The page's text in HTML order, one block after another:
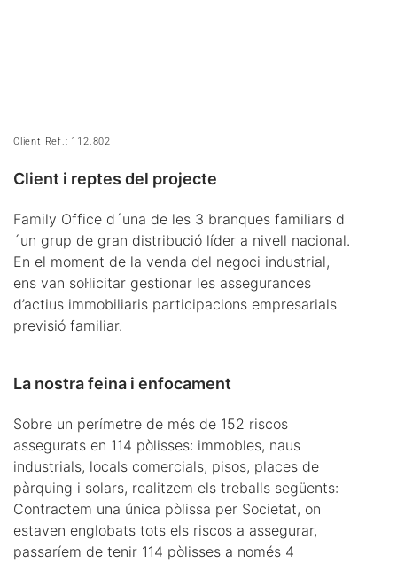
Client Ref.: 112.802
Client i reptes del projecte
Family Office d´una de les 3 branques familiars d
´un grup de gran distribució líder a nivell nacional.
En el moment de la venda del negoci industrial,
ens van sol·licitar gestionar les assegurances
d’actius immobiliaris participacions empresarials
previsió familiar.
La nostra feina i enfocament
Sobre un perímetre de més de 152 riscos
assegurats en 114 pòlisses: immobles, naus
industrials, locals comercials, pisos, places de
pàrquing i solars, realitzem els treballs següents:
Contractem una única pòlissa per Societat, on
estaven englobats tots els riscos a assegurar,
passaríem de tenir 114 pòlisses a només 4